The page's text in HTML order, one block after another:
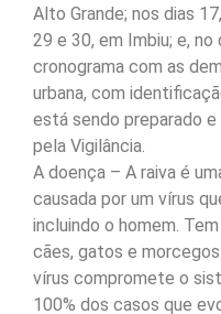
Alto Grande; nos dias
29 e 30, em Imbiu; e, no
cronograma com as
urbana, com
está sendo preparado
pela Vigilância.
A doença – A raiva é
causada por um vírus
incluindo o homem.
cães, gatos e
vírus compromete o
100% dos casos que